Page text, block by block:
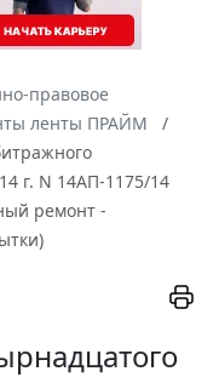
правовое
ленты ПРАЙМ
г. N 14АП-1175/14
ремонт -